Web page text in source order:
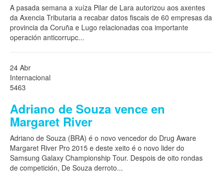
A pasada semana a xuíza Pilar de Lara autorizou aos axentes
da Axencia Tributaria a recabar datos fiscais de 60 empresas da
provincia da Coruña e Lugo relacionadas coa importante
operación anticorrupc...
24 Abr
Internacional
5463
Adriano de Souza vence en
Margaret River
Adriano de Souza (BRA) é o novo vencedor do Drug Aware
Margaret River Pro 2015 e deste xeito é o novo lider do
Samsung Galaxy Championship Tour. Despois de oito rondas
de competición, De Souza derroto...